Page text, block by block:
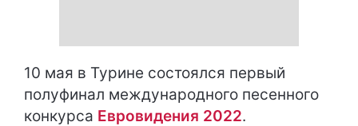
10 мая в Турине состоялся первый
полуфинал международного песенного
конкурса Евровидения 2022.